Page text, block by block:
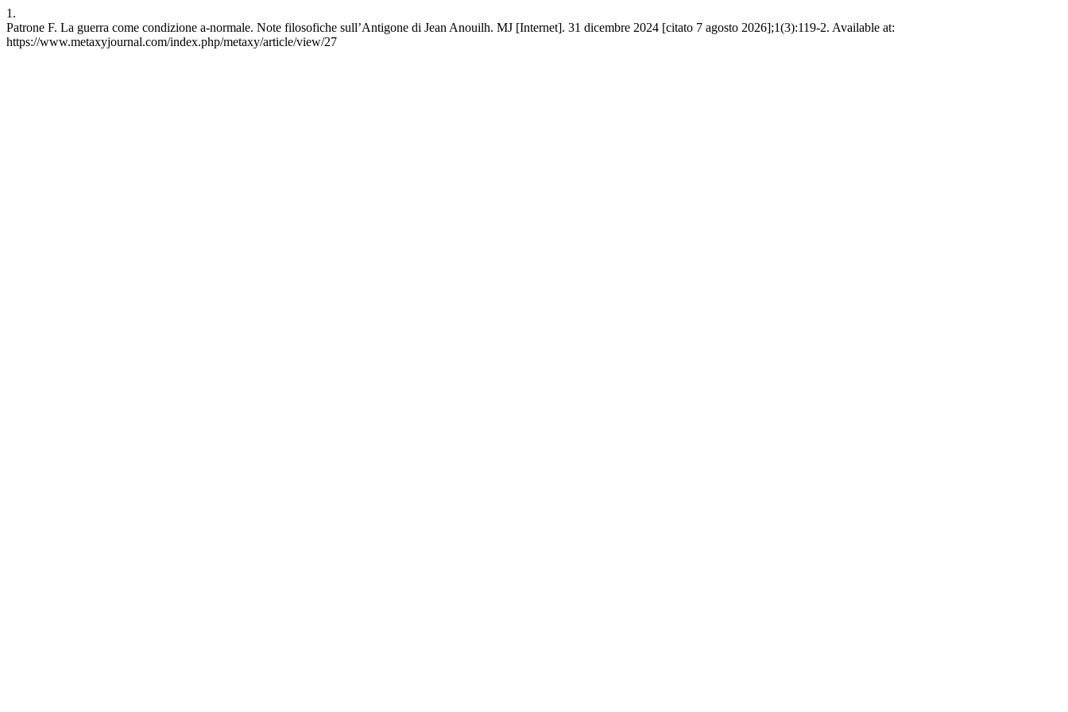
1.
Patrone F. La guerra come condizione a-normale. Note filosofiche sull’Antigone di Jean Anouilh. MJ [Internet]. 31 dicembre 2024 [citato 7 agosto 2026];1(3):119-2. Available at:
https://www.metaxyjournal.com/index.php/metaxy/article/view/27